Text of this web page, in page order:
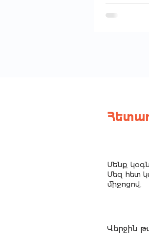
Մենք
Մեզ հետ
միջոցով:
Վերջին